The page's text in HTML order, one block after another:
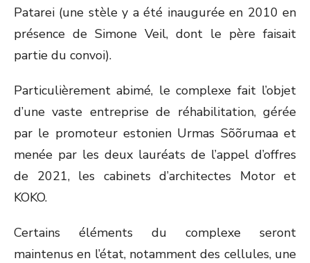
Patarei (une stèle y a été inaugurée en 2010 en
présence de Simone Veil, dont le père faisait
partie du convoi).
Particulièrement abimé, le complexe fait l’objet
d’une vaste entreprise de réhabilitation, gérée
par le promoteur estonien Urmas Sõõrumaa et
menée par les deux lauréats de l’appel d’offres
de 2021, les cabinets d’architectes Motor et
KOKO.
Certains éléments du complexe seront
maintenus en l’état, notamment des cellules, une